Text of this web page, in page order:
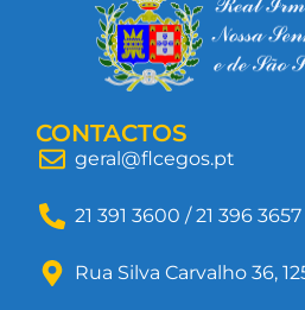
CONTACTOS
geral@flcegos.pt
21 391 3600 / 21 396 3657
Rua Silva Carvalho 36,